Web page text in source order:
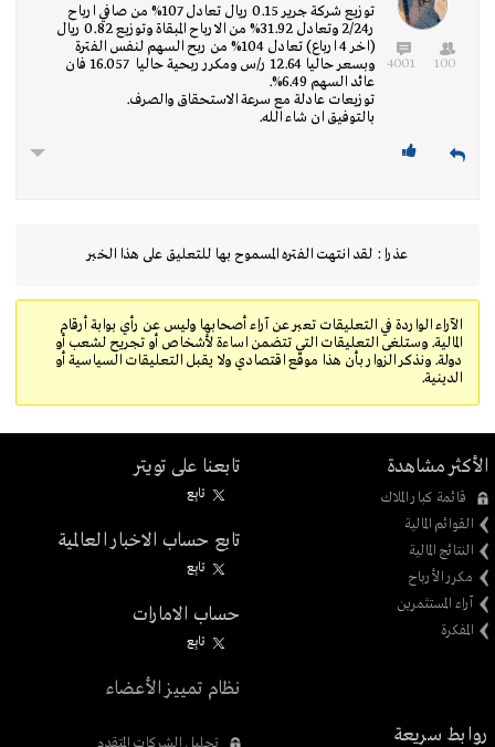
100
4001
توزيع شركة جرير 0.15 ريال تعادل 107% من صافي ارباح
ر2/24 وتعادل 31.92% من الارباح المبقاة وتوزيع 0.82 ريال
(اخر 4 ارباع) تعادل 104% من ربح السهم لنفس الفترة
وبسعر حاليا 12.64 ر/س ومكرر ربحية حاليا 16.057 فان
عائد السهم 6.49%.
توزيعات عادلة مع سرعة الاستحقاق والصرف.
بالتوفيق ان شاء الله.
عذرا : لقد انتهت الفتره المسموح بها للتعليق على هذا الخبر
الآراء الواردة في التعليقات تعبر عن آراء أصحابها وليس عن رأي بوابة أرقام
المالية. وستلغى التعليقات التي تتضمن اساءة لأشخاص أو تجريح لشعب أو
دولة. ونذكر الزوار بأن هذا موقع اقتصادي ولا يقبل التعليقات السياسية أو
الدينية.
الأكثر مشاهدة
قائمة كبار الملاك
القوائم المالية
النتائج المالية
مكرر الأرباح
آراء المستثمرين
المفكرة
تابعنا على تويتر
تابِع
تابع حساب الاخبار العالمية
تابِع
حساب الامارات
تابِع
نظام تمييز الأعضاء
روابط سريعة
تحليل الشركات المتقدم